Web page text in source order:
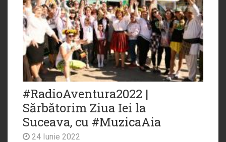
#RadioAventura2022 |
Sărbătorim Ziua Iei la
Suceava, cu #MuzicaAia
24 Iunie 2022